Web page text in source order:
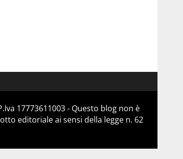
17773611003 - Questo blog non è
editoriale ai sensi della legge n. 62